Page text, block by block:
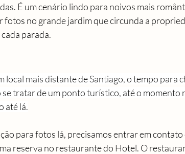
É um cenário lindo para noivos mais
fotos no grande jardim que circunda a
parada.
local mais distante de Santiago, o tempo para
tratar de um ponto turístico, até o momento
até lá.
para fotos lá, precisamos entrar em
reserva no restaurante do Hotel. O